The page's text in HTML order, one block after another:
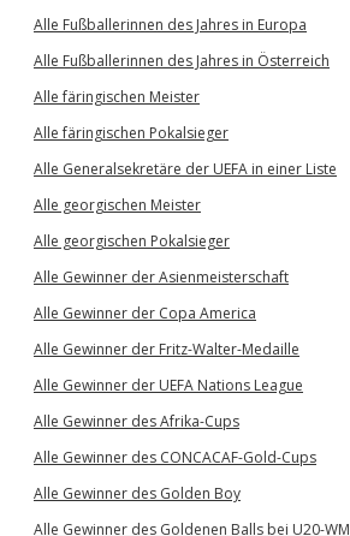
Alle Fußballerinnen des Jahres in Europa
Alle Fußballerinnen des Jahres in Österreich
Alle färingischen Meister
Alle färingischen Pokalsieger
Alle Generalsekretäre der UEFA in einer Liste
Alle georgischen Meister
Alle georgischen Pokalsieger
Alle Gewinner der Asienmeisterschaft
Alle Gewinner der Copa America
Alle Gewinner der Fritz-Walter-Medaille
Alle Gewinner der UEFA Nations League
Alle Gewinner des Afrika-Cups
Alle Gewinner des CONCACAF-Gold-Cups
Alle Gewinner des Golden Boy
Alle Gewinner des Goldenen Balls bei U20-WM